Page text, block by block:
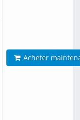
Acheter